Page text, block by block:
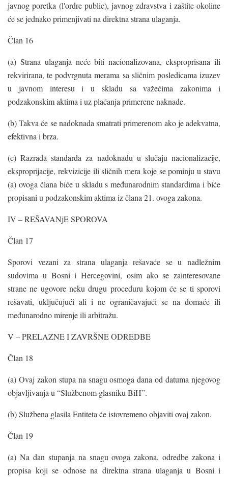
javnog poretka (l'ordre public), javnog zdravstva i zaštite okoline
će se jednako primenjivati na direktna strana ulaganja.
Član 16
(a) Strana ulaganja neće biti nacionalizovana, eksproprisana ili
rekvirirana, te podvrgnuta merama sa sličnim posledicama izuzev
u javnom interesu i u skladu sa važećima zakonima i
podzakonskim aktima i uz plaćanja primerene naknade.
(b) Takva će se nadoknada smatrati primerenom ako je adekvatna,
efektivna i brza.
(c) Razrada standarda za nadoknadu u slučaju nacionalizacije,
eksproprijacije, rekvizicije ili sličnih mera koje se pominju u stavu
(a) ovoga člana biće u skladu s međunarodnim standardima i biće
propisani u podzakonskim aktima iz člana 21. ovoga zakona.
IV – REŠAVANjE SPOROVA
Član 17
Sporovi vezani za strana ulaganja rešavaće se u nadležnim
sudovima u Bosni i Hercegovini, osim ako se zainteresovane
strane ne ugovore neku drugu proceduru kojom će se ti sporovi
rešavati, uključujući ali i ne ograničavajući se na domaće ili
međunarodno mirenje ili arbitražu.
V – PRELAZNE I ZAVRŠNE ODREDBE
Član 18
(a) Ovaj zakon stupa na snagu osmoga dana od datuma njegovog
objavljivanja u “Službenom glasniku BiH”.
(b) Službena glasila Entiteta će istovremeno objaviti ovaj zakon.
Član 19
(a) Na dan stupanja na snagu ovoga zakona, odredbe zakona i
propisa koji se odnose na direktna strana ulaganja u Bosni i